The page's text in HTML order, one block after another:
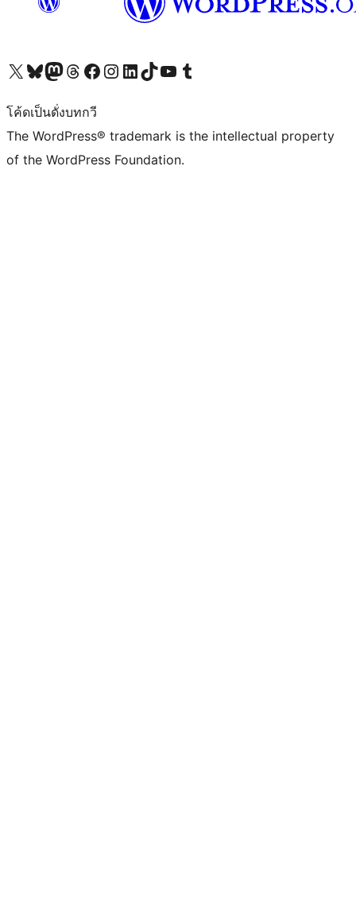
Visit our X (formerly Twitter) account
Visit our Bluesky account
Visit our Mastodon account
Visit our Threads account
Visit our Facebook page
Visit our Instagram account
Visit our LinkedIn account
Visit our TikTok account
Visit our YouTube channel
Visit our Tumblr account
โค้ดเป็นดั่งบทกวี
The WordPress® trademark is the intellectual property
of the WordPress Foundation.